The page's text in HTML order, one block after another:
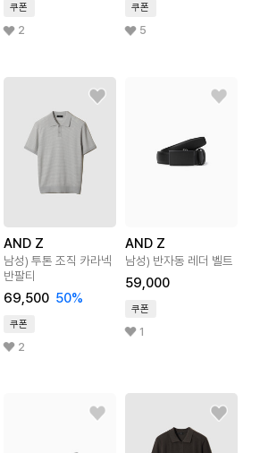
쿠폰
2
쿠폰
5
AND Z
남성) 투톤 조직 카라넥
반팔티
69,500 50%
쿠폰
2
AND Z
남성) 반자동 레더 벨트
59,000
쿠폰
1